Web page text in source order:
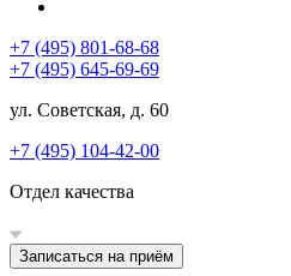
+7 (495) 801-68-68
+7 (495) 645-69-69
ул. Советская, д. 60
+7 (495) 104-42-00
Отдел качества
Записаться на приём